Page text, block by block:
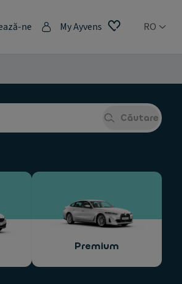
ne My Ayvens RO
Căutare
Premium